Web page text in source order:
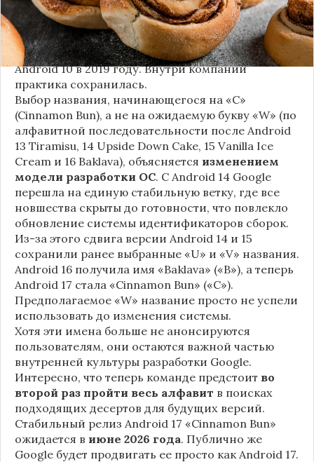
Google называть версии Android в честь
сладостей и десертов (Cupcake, Donut, KitKat и
т.д.), хотя компанияпрекратила публично
использовать эти именас момента выхода
Android 10 в 2019 году. Внутри компании
практика сохранилась.
Выбор названия, начинающегося на «C»
(Cinnamon Bun), а не на ожидаемую букву «W» (по
алфавитной последовательности после Android
13 Tiramisu, 14 Upside Down Cake, 15 Vanilla Ice
Cream и 16 Baklava), объясняется изменением
модели разработки ОС. С Android 14 Google
перешла на единую стабильную ветку, где все
новшества скрыты до готовности, что повлекло
обновление системы идентификаторов сборок.
Из-за этого сдвига версии Android 14 и 15
сохранили ранее выбранные «U» и «V» названия.
Android 16 получила имя «Baklava» («B»), а теперь
Android 17 стала «Cinnamon Bun» («C»).
Предполагаемое «W» название просто не успели
использовать до изменения системы.
Хотя эти имена больше не анонсируются
пользователям, они остаются важной частью
внутренней культуры разработки Google.
Интересно, что теперь команде предстоит во
второй раз пройти весь алфавит в поисках
подходящих десертов для будущих версий.
Стабильный релиз Android 17 «Cinnamon Bun»
ожидается в июне 2026 года. Публично же
Google будет продвигать ее просто как Android 17.